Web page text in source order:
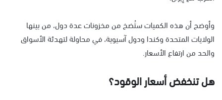
وأوضح أن هذه الكميات ستُضخ من مخزونات عدة دول، من بينها
الولايات المتحدة وكندا ودول آسيوية، في محاولة لتهدئة الأسواق
والحد من ارتفاع الأسعار.
هل تنخفض أسعار الوقود؟